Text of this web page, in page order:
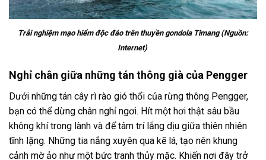
Trải nghiệm mạo hiểm độc đáo trên thuyền gondola Timang (Nguồn:
Internet)
Nghỉ chân giữa những tán thông già của Pengger
Dưới những tán cây rì rào gió thổi của rừng thông Pengger,
bạn có thể dừng chân nghỉ ngơi. Hít một hơi thật sâu bầu
không khí trong lành và để tâm trí lắng dịu giữa thiên nhiên
tĩnh lặng. Những tia nắng xuyên qua kẽ lá, tạo nên khung
cảnh mờ ảo như một bức tranh thủy mặc. Khiến nơi đây trở